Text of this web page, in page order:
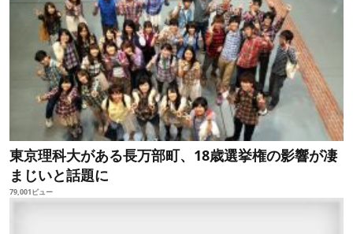
東京理科大がある長万部町、18歳選挙権の影響が凄
まじいと話題に
79,001ビュー